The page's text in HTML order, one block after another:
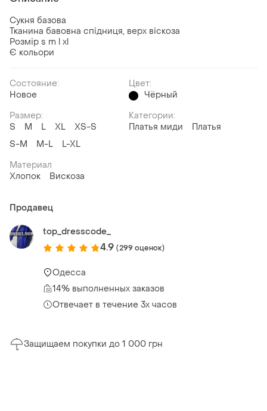
Сукня базова
Тканина бавовна спідниця, верх віскоза
Розмір s m l xl
Є кольори
Состояние:
Новое
Цвет:
Чёрный
Размер:
S
M L XL
XS-S
S-M
M-L L-XL
Категории:
Платья миди
Платья
Материал
Хлопок
Вискоза
Продавец
top_dresscode_
4.9 (299 оценок)
Одесса
14% выполненных заказов
Отвечает в течение 3х часов
Защищаем покупки до 1 000 грн